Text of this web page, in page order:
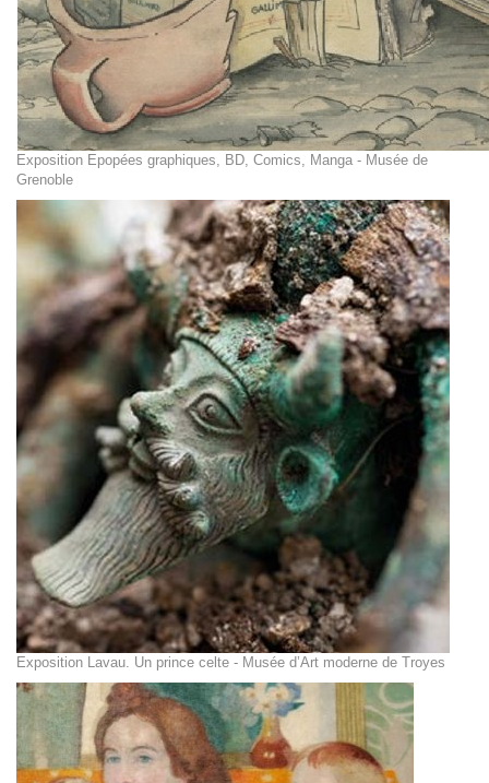
Exposition Epopées graphiques, BD, Comics, Manga - Musée de
Grenoble
Exposition Lavau. Un prince celte - Musée d’Art moderne de Troyes